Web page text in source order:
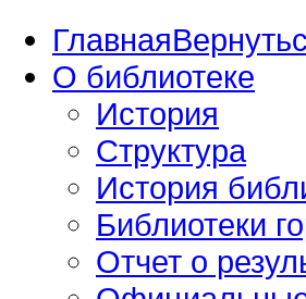
Главная
О библиотеке
История
Структура
История
Библиотеки
Отчет о